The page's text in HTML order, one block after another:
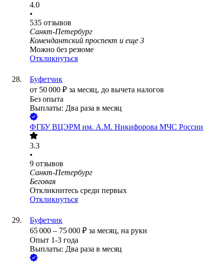
4.0
•
535 отзывов
Санкт-Петербург
Комендантский проспект и еще 3
Можно без резюме
Откликнуться
Буфетчик
от 50 000 ₽ за месяц, до вычета налогов
Без опыта
Выплаты: Два раза в месяц
ФГБУ ВЦЭРМ им. А.М. Никифорова МЧС России
3.3
•
9 отзывов
Санкт-Петербург
Беговая
Откликнитесь среди первых
Откликнуться
Буфетчик
65 000 – 75 000 ₽ за месяц, на руки
Опыт 1-3 года
Выплаты: Два раза в месяц